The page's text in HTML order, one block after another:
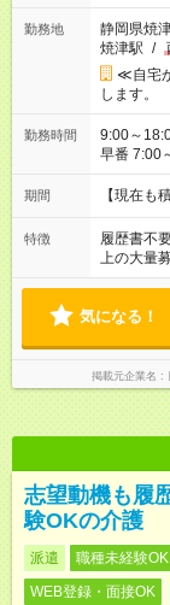
勤務地
静岡県焼
焼津駅 /
≪自宅
します。
勤務時間
9:00～18:00（休憩60分
早番 7:00
と休みを
「できれ
と、もう
合は応募
期間 【現在も
特徴 履歴書不
上の大量
気になる！
掲載元企業名
志望動機も履
験OKの介護
派遣 職種未経験OK
WEB登録・面接OK